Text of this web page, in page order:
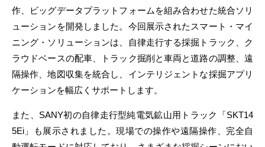
作、ビッグデータプラットフォームを組み合わせた統合ソリ
ューションを開発しました。今回展示されたスマート・マイ
ニング・ソリューションは、自律走行する採掘トラック、ク
ラウドベースの配車、トラック掘削と車両と道路の調整、遠
隔操作、地図収集を統合し、インテリジェントな採掘アプリ
ケーションを幅広くサポートします。
また、SANY初の自律走行型純電気鉱山用トラック「SKT14
5Ei」も展示されました。現場での操作や遠隔操作、完全自